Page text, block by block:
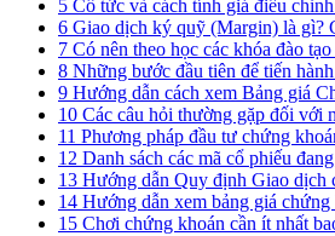
5 Cổ tức và cách tính giá điều
6 Giao dịch ký quỹ (Margin) là gì?
7 Có nên theo học các khóa đào
8 Những bước đầu tiên để tiến
9 Hướng dẫn cách xem Bảng giá
10 Các câu hỏi thường gặp đối với
11 Phương pháp đầu tư chứng
12 Danh sách các mã cổ phiếu
13 Hướng dẫn Quy định Giao dịch
14 Hướng dẫn xem bảng giá
15 Chơi chứng khoán cần ít nhất